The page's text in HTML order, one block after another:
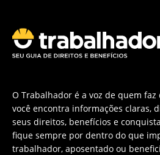
O Trabalhador é a voz de quem
você encontra informações claras,
seus direitos, benefícios e
fique sempre por dentro do que
trabalhador, aposentado ou